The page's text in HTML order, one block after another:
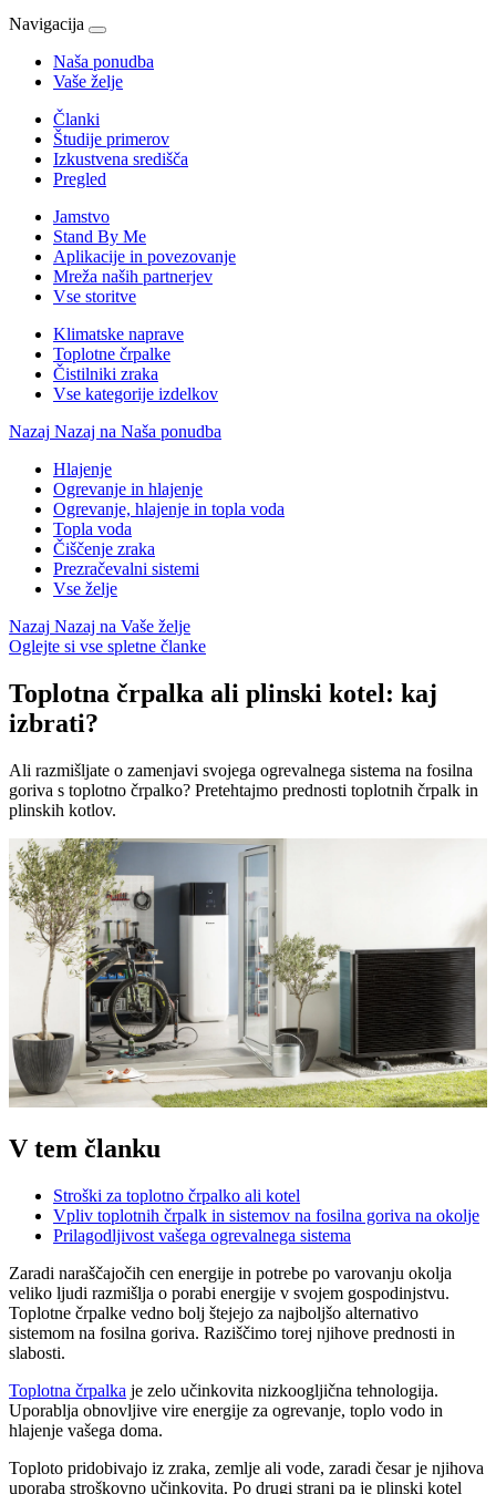
Navigacija
Naša ponudba
Vaše želje
Članki
Študije primerov
Izkustvena središča
Pregled
Jamstvo
Stand By Me
Aplikacije in povezovanje
Mreža naših partnerjev
Vse storitve
Klimatske naprave
Toplotne črpalke
Čistilniki zraka
Vse kategorije izdelkov
Nazaj Nazaj na Naša ponudba
Hlajenje
Ogrevanje in hlajenje
Ogrevanje, hlajenje in topla voda
Topla voda
Čiščenje zraka
Prezračevalni sistemi
Vse želje
Nazaj Nazaj na Vaše želje
Oglejte si vse spletne članke
Toplotna črpalka ali plinski kotel: kaj
izbrati?
Ali razmišljate o zamenjavi svojega ogrevalnega sistema na fosilna
goriva s toplotno črpalko? Pretehtajmo prednosti toplotnih črpalk in
plinskih kotlov.
V tem članku
Stroški za toplotno črpalko ali kotel
Vpliv toplotnih črpalk in sistemov na fosilna goriva na okolje
Prilagodljivost vašega ogrevalnega sistema
Zaradi naraščajočih cen energije in potrebe po varovanju okolja
veliko ljudi razmišlja o porabi energije v svojem gospodinjstvu.
Toplotne črpalke vedno bolj štejejo za najboljšo alternativo
sistemom na fosilna goriva. Raziščimo torej njihove prednosti in
slabosti.
Toplotna črpalka je zelo učinkovita nizkoogljična tehnologija.
Uporablja obnovljive vire energije za ogrevanje, toplo vodo in
hlajenje vašega doma.
Toploto pridobivajo iz zraka, zemlje ali vode, zaradi česar je njihova
uporaba stroškovno učinkovita. Po drugi strani pa je plinski kotel